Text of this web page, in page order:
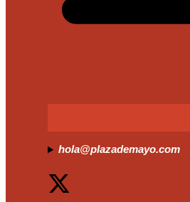
hola@plazademayo.com